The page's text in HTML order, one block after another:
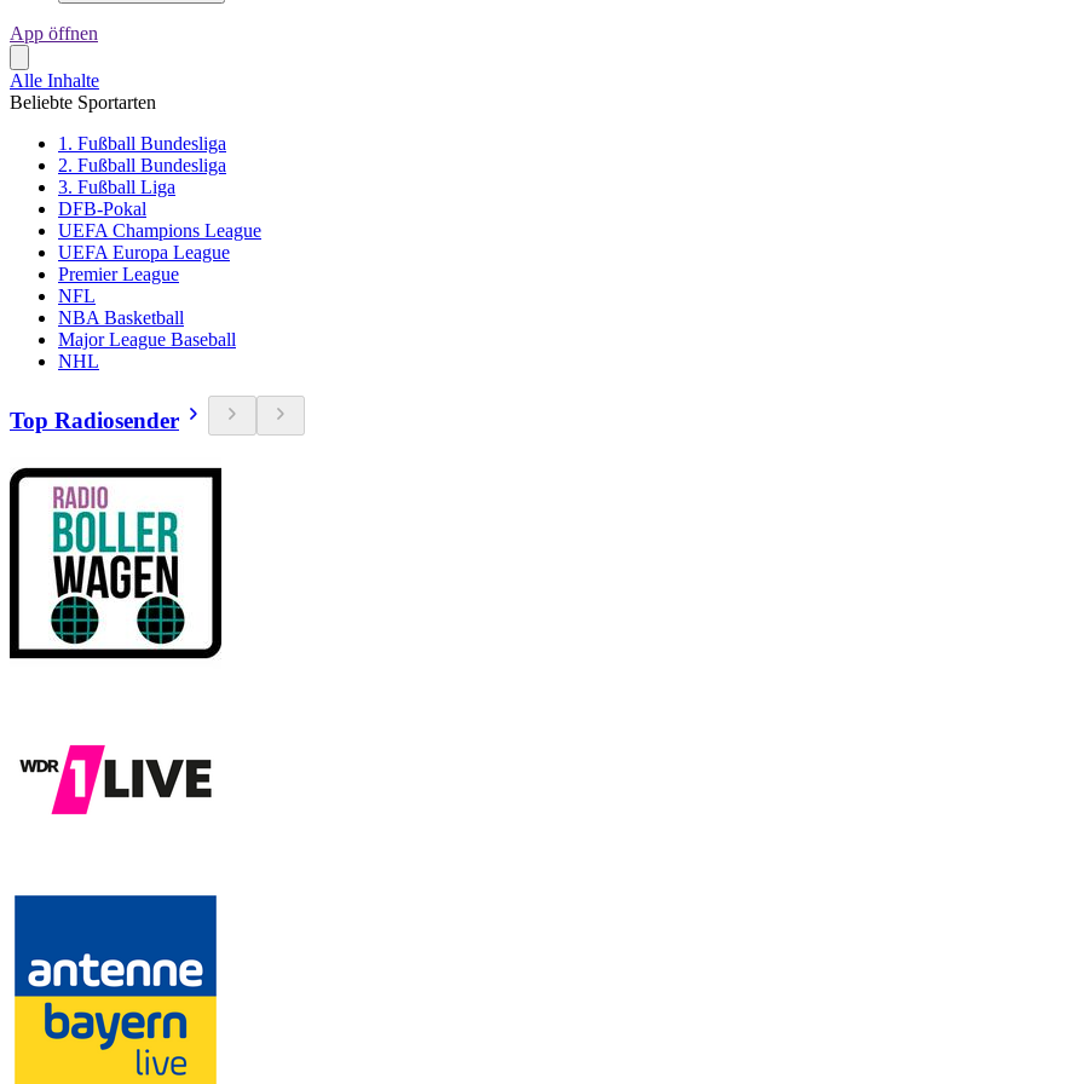
App öffnen
Alle Inhalte
Beliebte Sportarten
1. Fußball Bundesliga
2. Fußball Bundesliga
3. Fußball Liga
DFB-Pokal
UEFA Champions League
UEFA Europa League
Premier League
NFL
NBA Basketball
Major League Baseball
NHL
Top Radiosender